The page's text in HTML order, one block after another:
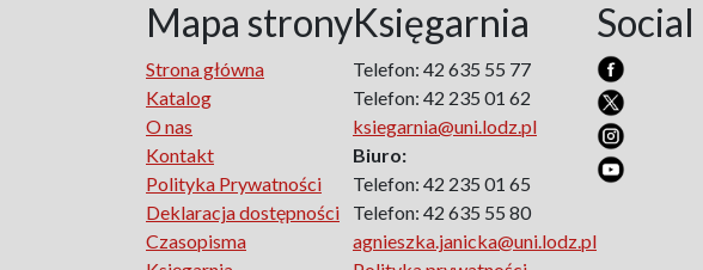
Mapa strony
Strona główna
Katalog
O nas
Kontakt
Polityka Prywatności
Deklaracja dostępności
Czasopisma
Księgarnia
Telefon: 42 635 55 77
Telefon: 42 235 01 62
ksiegarnia@uni.lodz.pl
Biuro:
Telefon: 42 235 01 65
Telefon: 42 635 55 80
agnieszka.janicka@uni.lodz.pl